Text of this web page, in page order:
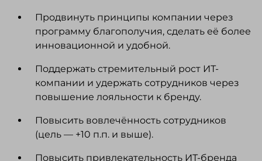
Продвинуть принципы компании через
программу благополучия, сделать её более
инновационной и удобной.
Поддержать стремительный рост ИТ-
компании и удержать сотрудников через
повышение лояльности к бренду.
Повысить вовлечённость сотрудников
(цель — +10 п.п. и выше).
Повысить привлекательность ИТ-бренда